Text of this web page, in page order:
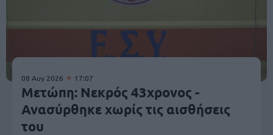
08 Αυγ 2026 17:07
Μετώπη: Νεκρός 43χρονος -
Ανασύρθηκε χωρίς τις αισθήσεις
του